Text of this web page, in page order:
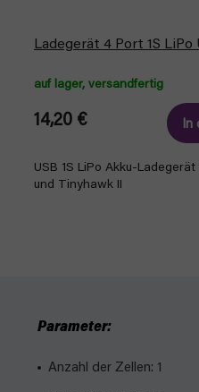
Ladegerät 4 Port 1S LiPo
auf lager, versandfertig
14,20 € In
USB 1S LiPo Akku-
und Tinyhawk II
Parameter:
Anzahl der Zellen: 1